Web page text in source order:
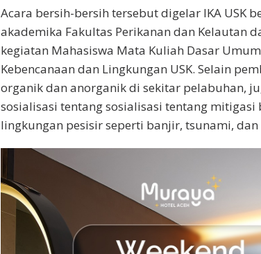
Acara bersih-bersih tersebut digelar IKA USK
akademika Fakultas Perikanan dan Kelautan
kegiatan Mahasiswa Mata Kuliah Dasar
Kebencanaan dan Lingkungan USK. Selain
organik dan anorganik di sekitar pelabuhan,
sosialisasi tentang sosialisasi tentang mitigasi
lingkungan pesisir seperti banjir, tsunami,